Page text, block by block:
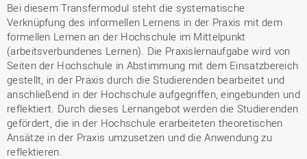
Bei diesem Transfermodul steht die systematische
Verknüpfung des informellen Lernens in der Praxis mit dem
formellen Lernen an der Hochschule im Mittelpunkt
(arbeitsverbundenes Lernen). Die Praxislernaufgabe wird von
Seiten der Hochschule in Abstimmung mit dem Einsatzbereich
gestellt, in der Praxis durch die Studierenden bearbeitet und
anschließend in der Hochschule aufgegriffen, eingebunden und
reflektiert. Durch dieses Lernangebot werden die Studierenden
gefördert, die in der Hochschule erarbeiteten theoretischen
Ansätze in der Praxis umzusetzen und die Anwendung zu
reflektieren.